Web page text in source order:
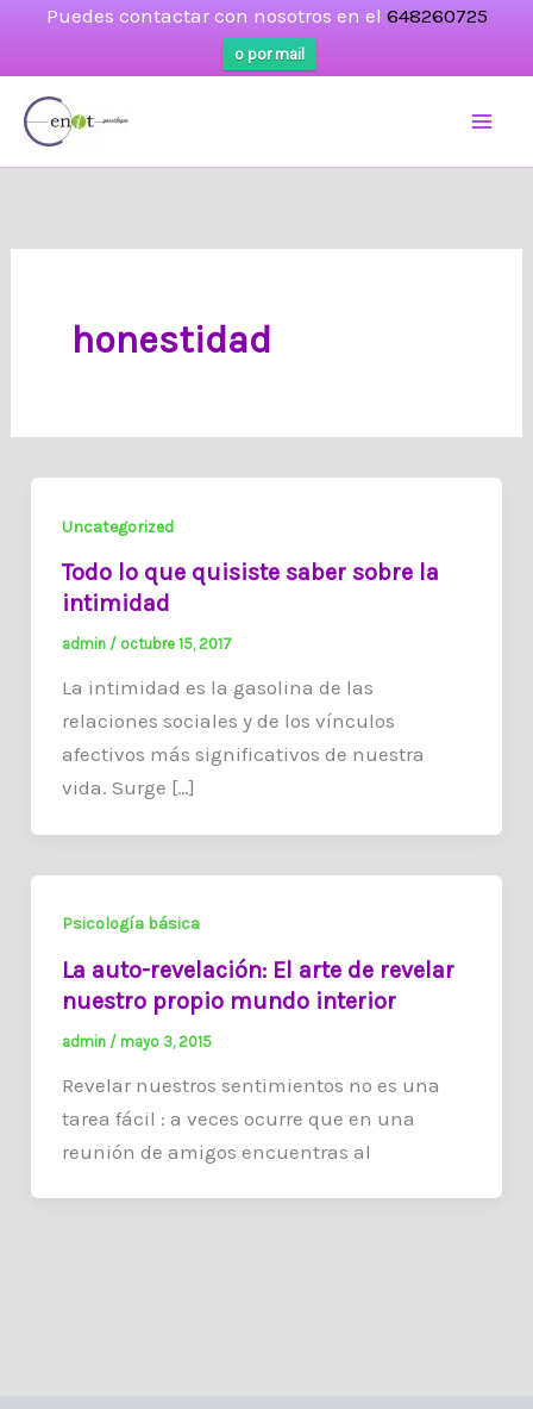
Puedes contactar con nosotros en el 648260725
o por mail
honestidad
Uncategorized
Todo lo que quisiste saber sobre la
intimidad
admin / octubre 15, 2017
La intimidad es la gasolina de las
relaciones sociales y de los vínculos
afectivos más significativos de nuestra
vida. Surge […]
Psicología básica
La auto-revelación: El arte de revelar
nuestro propio mundo interior
admin / mayo 3, 2015
Revelar nuestros sentimientos no es una
tarea fácil : a veces ocurre que en una
reunión de amigos encuentras al